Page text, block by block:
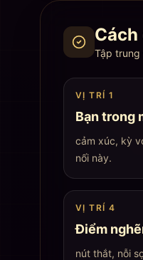
Tập trung
VỊ TRÍ1
Bạn trong
cảm xúc, kỳ
nối này.
VỊ TRÍ4
Điểm
nút thắt, nỗi